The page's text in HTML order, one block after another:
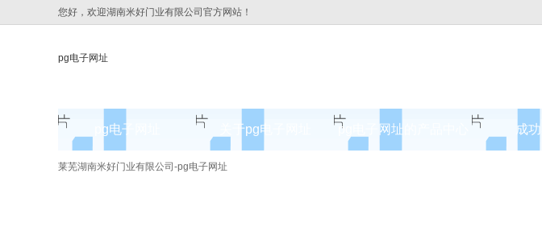
您好，欢迎湖南米好门业有限公司官方网站！
pg电子网址
pg电子网址 关于pg电子网址
pg电子网址的简介
pg电子网址的产品中心 成功
莱芜湖南米好门业有限公司-pg电子网址